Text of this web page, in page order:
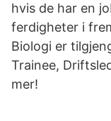
hvis de har en
ferdigheter i
Biologi er
Trainee,
mer!